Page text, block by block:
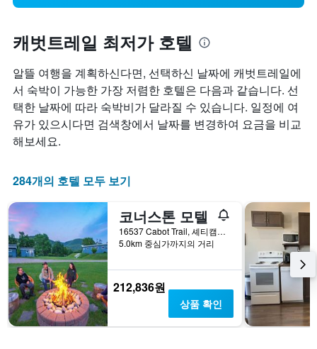
캐벗트레일 최저가 호텔
알뜰 여행을 계획하신다면, 선택하신 날짜에 캐벗트레일에
서 숙박이 가능한 가장 저렴한 호텔은 다음과 같습니다. 선
택한 날짜에 따라 숙박비가 달라질 수 있습니다. 일정에 여
유가 있으시다면 검색창에서 날짜를 변경하여 요금을 비교
해보세요.
284개의 호텔 모두 보기
코너스톤 모텔
16537 Cabot Trail, 셰티캠프, NS, 캐나다
5.0km 중심가까지의 거리
212,836원
상품 확인